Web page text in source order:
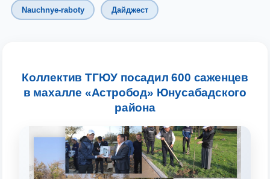
Nauchnye-raboty Дайджест
Коллектив ТГЮУ посадил 600 саженцев
в махалле «Астробод» Юнусабадского
района
Чат приёмной комиссии ТГЮУ
Онлайн
Оставляйте здесь свои обращения по
Выберите тему — затем появятся
конкретные вопросы:
1. Документы (бакалавр) (5) 2. Документы (магистр) (4)